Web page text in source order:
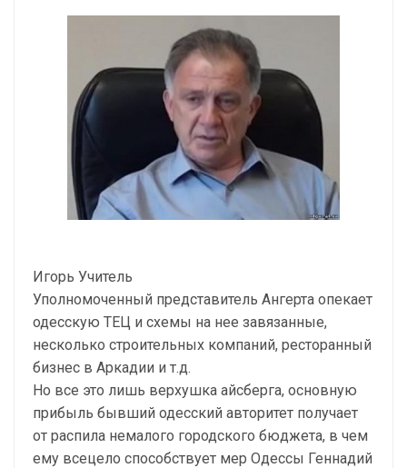
Игорь Учитель
Уполномоченный представитель Ангерта опекает
одесскую ТЕЦ и схемы на нее завязанные,
несколько строительных компаний, ресторанный
бизнес в Аркадии и т.д.
Но все это лишь верхушка айсберга, основную
прибыль бывший одесский авторитет получает
от распила немалого городского бюджета, в чем
ему всецело способствует мер Одессы Геннадий